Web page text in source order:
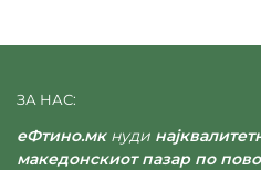
ЗА НАС:
еФтино.мкнуди
македонскиот пазар по